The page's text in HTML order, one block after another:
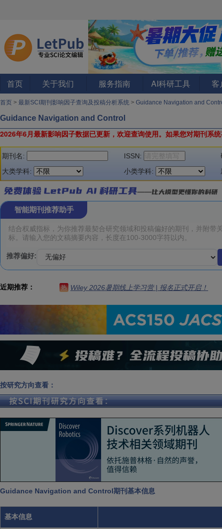
首页 关于我们 服务指南 AI科研工具 客
首页 > 最新SCI期刊影响因子查询及投稿分析系统 > Guidance Navigation and
Guidance Navigation and Control
2026年6月最新影响因子数据已更新，欢迎查询使用。 如果您对期刊系
期刊名: ISSN:
大类学科:
小类学科:
智能期刊推荐助手
推荐偏好:
近期推荐： 热 Wiley 2026暑期线上学习营 | 报名正式开启！
按研究方向查看：
Guidance Navigation and Control期刊基本信息
基本信息